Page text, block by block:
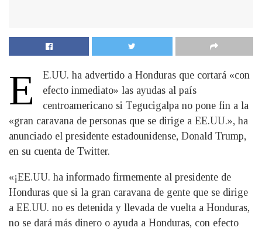
E
E.UU. ha advertido a Honduras que cortará «con
efecto inmediato» las ayudas al país
centroamericano si Tegucigalpa no pone fin a la
«gran caravana de personas que se dirige a EE.UU.», ha
anunciado el presidente estadounidense, Donald Trump,
en su cuenta de Twitter.
«¡EE.UU. ha informado firmemente al presidente de
Honduras que si la gran caravana de gente que se dirige
a EE.UU. no es detenida y llevada de vuelta a Honduras,
no se dará más dinero o ayuda a Honduras, con efecto